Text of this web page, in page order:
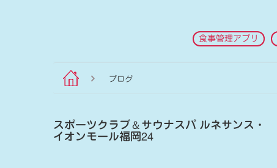
食事管理アプリ
ブログ
スポーツクラブ＆サウナスパ ルネサンス・
イオンモール福岡24